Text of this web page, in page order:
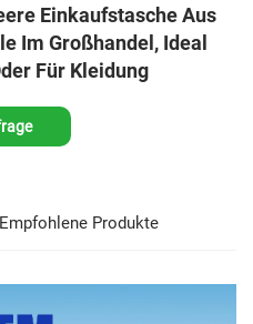
Einkaufstasche Aus
Im Großhandel, Ideal
Für Kleidung
Empfohlene Produkte